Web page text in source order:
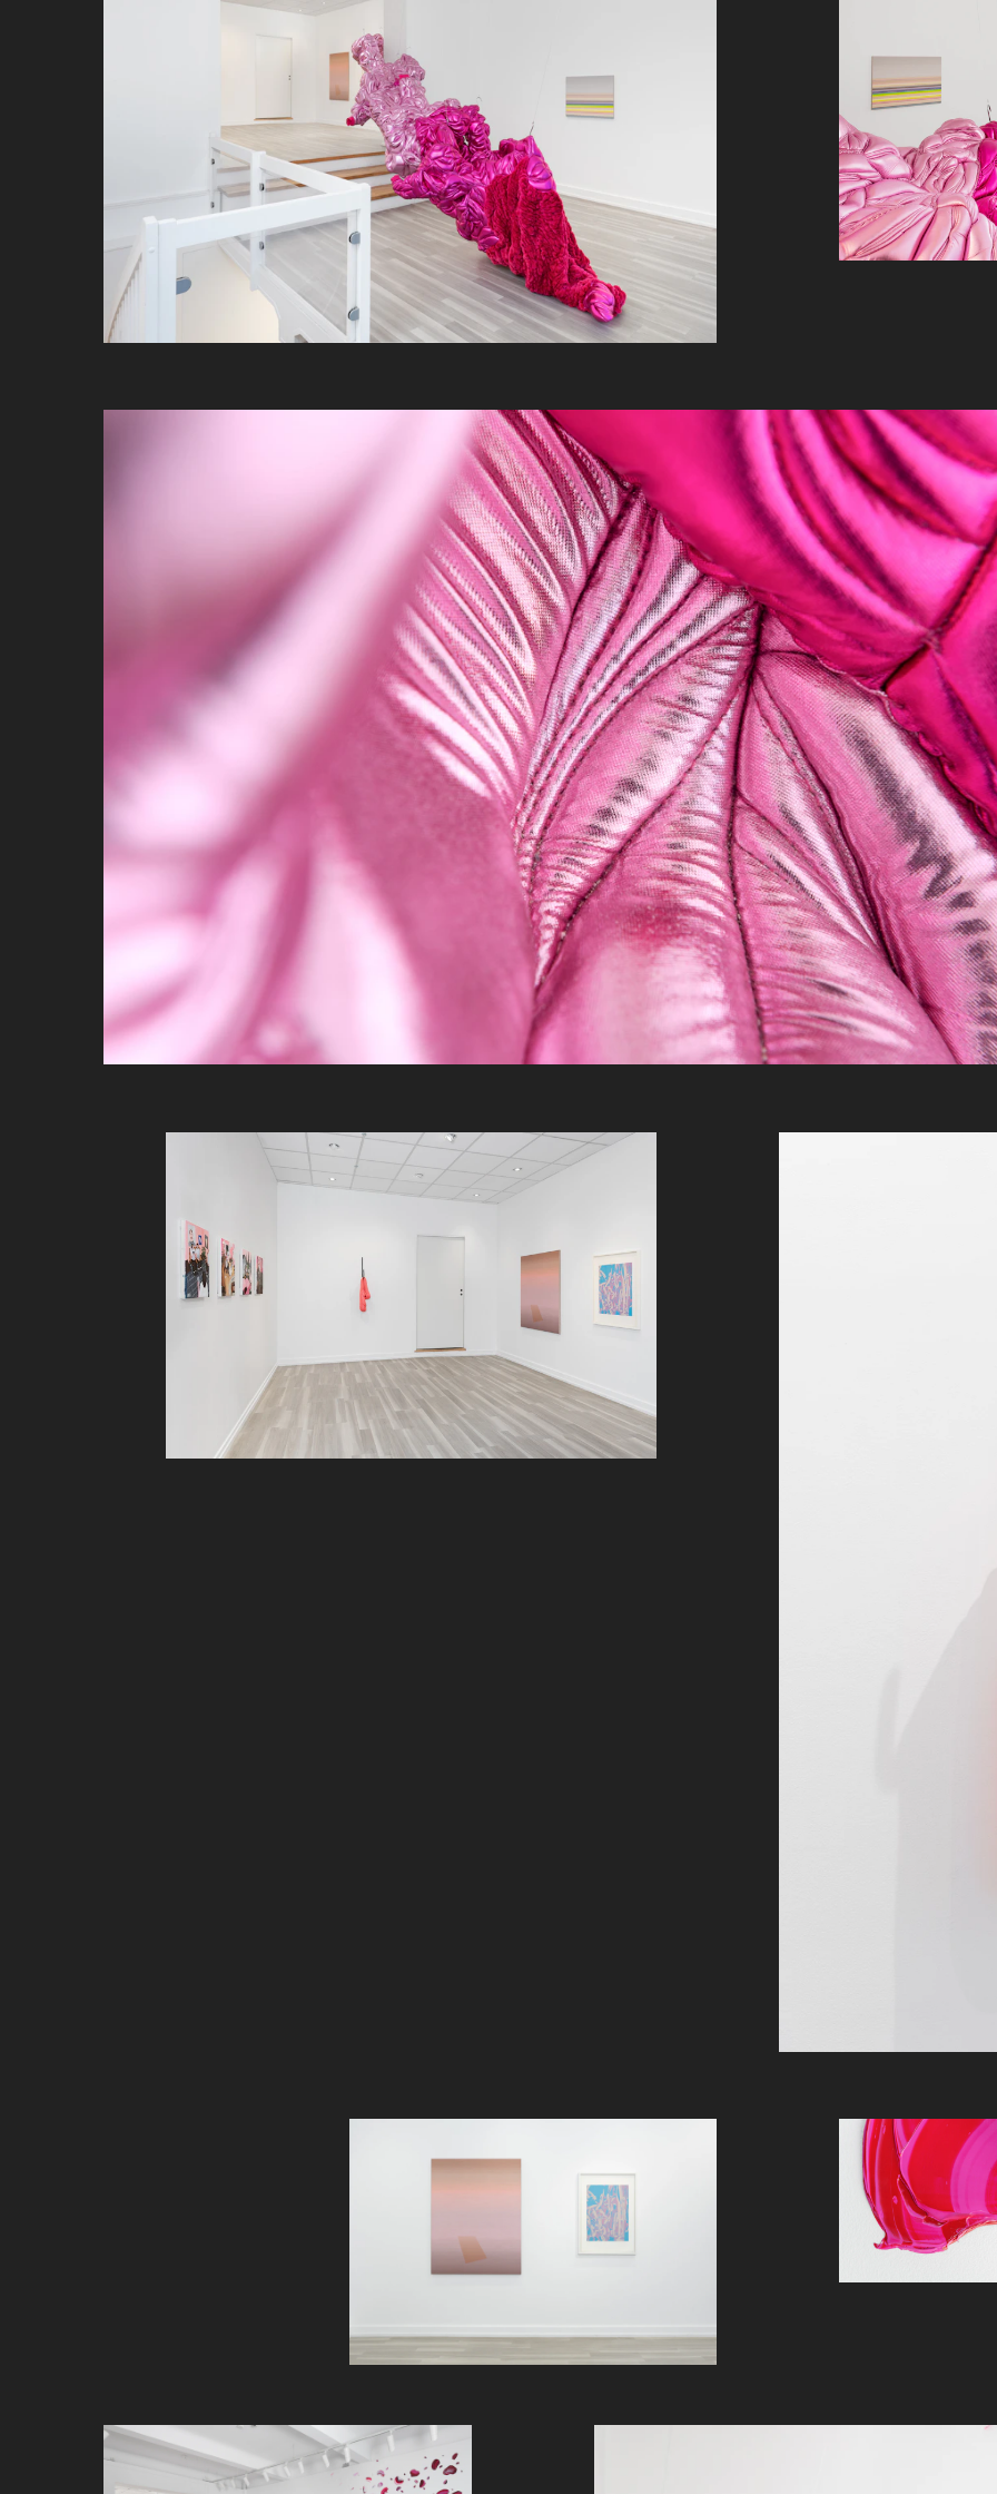
designhøgskolen i Bergen (2017) og Bachelor i billedkunst fra Kunstakademiet i
Tronheim (2015). Tidligere utstillinger er Dropsfabrikken, Trondheim (2018),
Galleri Blunk, Trondheim (2018). Løwenborg Bloms kunst ligger mellom det
søte og groteske og hun bruker ofte spiselige objekter som utgangspunkt.
Løwenborg Blom ble tidligere i år fremmet i Kapital som en av de yngre norske
lovende kunsttalentene å følge med på.
Sindre Braaten (f, 1988) har deltatt i flere gruppeutstillinger, blant annet Rod
Bianco, Oslo (2016) og andre utstillinger i både Moss og Oslo. Nerven i
Braatens malerier er det intuitive utrykket basert på former og farger med
psykedeliske og humoristiske undertoner.
(1996). Brekke har tidligere stilt ut på Bærum Kunsthall (2017), House of
Foundation, Moss (2015), LNM (2010, 2005) samt stått for flere utsmykninger.
Brekkes fokus ligger i farge, rom og form.
Pia Antonsen Rognes (f, 1986) har utdannelse fra Iceland Academy of the Arts,
(MA, 2014) og National Academy of Arts i Bergen (BA, 2012). Utvalgte solo-
utstillinger er Trøndelag Senter for Samtidskunst (2018), Format, Oslo (2019),
Soft, Oslo (2016). Rognes tekstilskulpturer ligger et sted mellom det vakre og
det groteske og gir assosiasjoner til det kroppslige, både inn- og utside.
KC Tidemand (f, 1988) har utdannelse fra School of Visual Arts, New York City,
NY (MFA, 2015) og har markert seg med utstillingen, Mergentia, Works by KC
Tidemand, Brooklyn, NY (2016). Tidemand har vært med i en rekke
gruppeutstillinger på visningssteder i USA, som Oakland og San Diego, CA
(2017/2018), Miami, FL (2017).
Tor Olav Wærnes (f. 1992) kommer rett ut fra Kunstakademiet i Oslo (BA, 2017).
Wærnes har stilt ut i gruppeutstillinger som Urd og Liv Karin med venner, One
Night Only, Kunstnernes Hus i Oslo (2015) og BASKETBALL, VOLLEYBALL,
TENNISBALL, GOLFBALL, Akademirommet, Oslo (2014).